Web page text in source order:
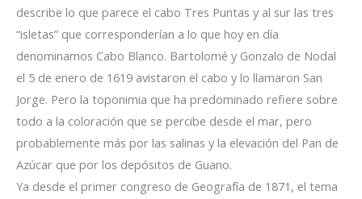
describe lo que parece el cabo Tres Puntas y al sur las tres
“isletas” que corresponderían a lo que hoy en día
denominamos Cabo Blanco. Bartolomé y Gonzalo de Nodal
el 5 de enero de 1619 avistaron el cabo y lo llamaron San
Jorge. Pero la toponimia que ha predominado refiere sobre
todo a la coloración que se percibe desde el mar, pero
probablemente más por las salinas y la elevación del Pan de
Azúcar que por los depósitos de Guano.
Ya desde el primer congreso de Geografía de 1871, el tema